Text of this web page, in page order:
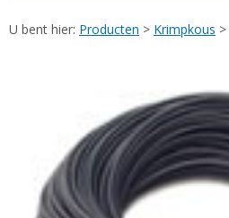
U bent hier: Producten > Krimpkous >